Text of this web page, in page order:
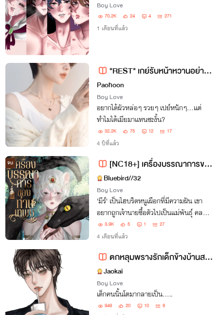
Boy Love
70.2K 24 4 271
1 เดือนที่แล้ว
*REST* เกย์รับหน้าหวานอย่างเราเนี่ยนะจะมีเมีย? [YAOI | BL]
Paohoon
Boy Love
อยากได้ผัวหล่อๆ รวยๆ เปย์หนักๆ…เเต่
ทำไมได้เมียมาเเทนซะงั้น?
32.2K 75 12 17
4 ปีที่แล้ว
จบ [NC18+] เครื่องบรรณาการของท่านเทพงู
Bluebird//32
Boy Love
'มีร์' เป็นไฮบริดหนูเผือกที่มีความฝัน เขา
อยากถูกเจ้านายซื้อตัวไปเป็นแม่พันธุ์ คลอด
ลูกเยอะ ๆ แต่ความฝันกลับพังทลายลงเมื่อ
เขาถูกพาไปเป็นเครื่องบรรณาการของท่าน
3.9K 5 1 27
4 เดือนที่แล้ว
ตกหลุมพรางรักเด็กข้างบ้านสวน
Jaokai
Boy Love
เด็กคนนั้นโตมากลายเป็น.....
949 20 10 8